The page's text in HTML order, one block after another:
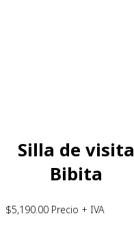
Silla de visita
Bibita
$5,190.00 Precio + IVA